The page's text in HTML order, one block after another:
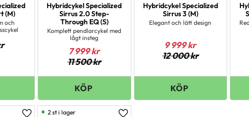
(M)
och
Hybridcykel Specialized
Sirrus 2.0 Step-
Through EQ (S)
Komplett pendlarcykel med
lågt insteg
7 999kr
11 500kr
Hybridcykel Specialized
Sirrus 3 (M)
Elegant och lätt design
9 999kr
12 000kr
2 st i lager